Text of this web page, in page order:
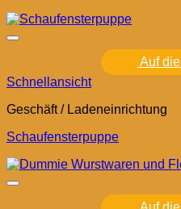
Auf
Schnellansicht
Geschäft / Ladeneinrichtung
Schaufensterpuppe